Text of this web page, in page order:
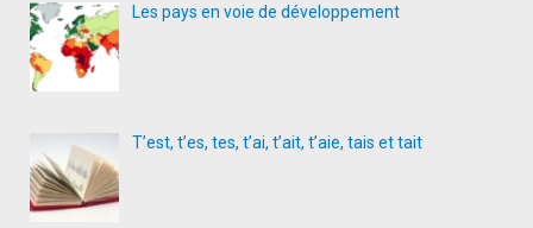
Les pays en voie de développement
T’est, t’es, tes, t’ai, t’ait, t’aie, tais et tait